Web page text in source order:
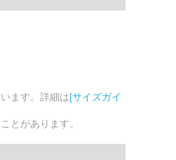
ます。詳細は[サイズガイ
とがあります。